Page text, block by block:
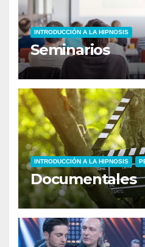
INTRODUCCIÓN A LA HIPNOSIS
Seminarios
INTRODUCCIÓN A LA HIPNOSIS
Documentales